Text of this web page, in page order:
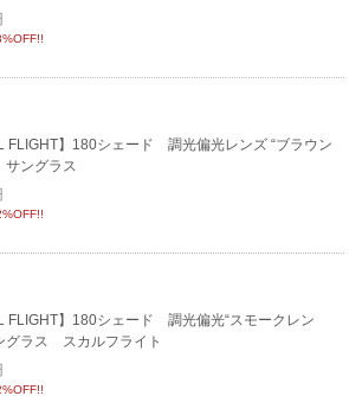
FLIGHT】180シェード 調光偏光レンズ “ブラウン
ングラス
FLIGHT】180シェード 調光偏光“スモークレン
ラス スカルフライト